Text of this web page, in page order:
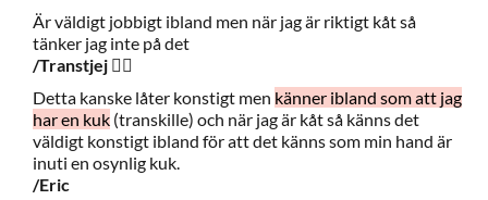
Är väldigt jobbigt ibland men när jag är riktigt kåt så
tänker jag inte på det
/Transtjej 👌🏻
Detta kanske låter konstigt men känner ibland som att jag
har en kuk (transkille) och när jag är kåt så känns det
väldigt konstigt ibland för att det känns som min hand är
inuti en osynlig kuk.
/Eric